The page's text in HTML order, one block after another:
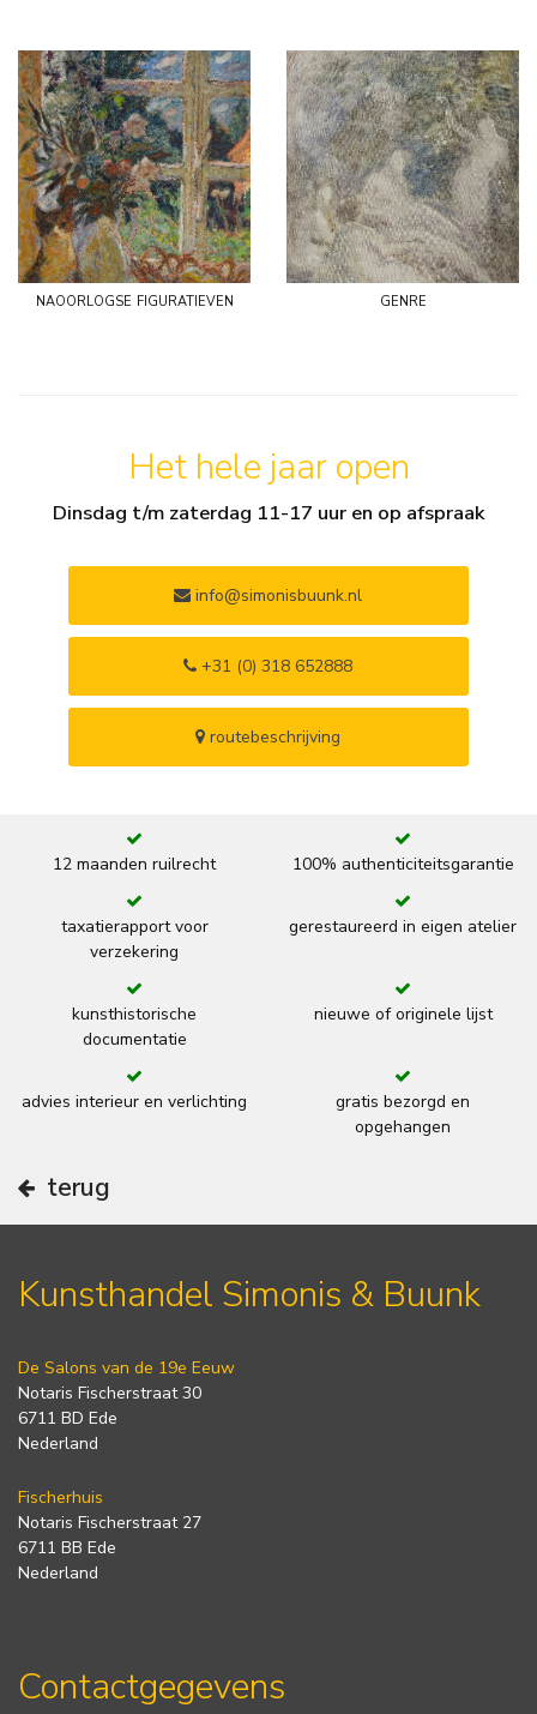
naoorlogse figuratieven genre
Het hele jaar open
Dinsdag t/m zaterdag 11-17 uur en op afspraak
info@simonisbuunk.nl
+31 (0) 318 652888
routebeschrijving
12 maanden ruilrecht 100% authenticiteitsgarantie
taxatierapport voor
verzekering
gerestaureerd in eigen atelier
kunsthistorische
documentatie
nieuwe of originele lijst
advies interieur en verlichting
gratis bezorgd en
opgehangen
terug
Kunsthandel Simonis & Buunk
De Salons van de 19e Eeuw
Notaris Fischerstraat 30
6711 BD Ede
Nederland
Fischerhuis
Notaris Fischerstraat 27
6711 BB Ede
Nederland
Contactgegevens